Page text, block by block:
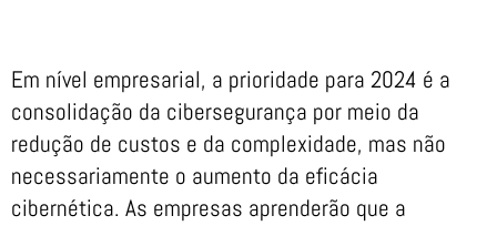
Em nível empresarial, a prioridade para 2024 é a
consolidação da cibersegurança por meio da
redução de custos e da complexidade, mas não
necessariamente o aumento da eficácia
cibernética. As empresas aprenderão que a